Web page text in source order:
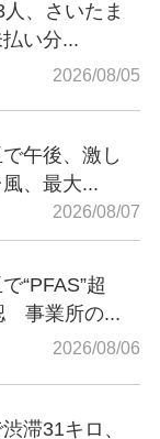
、さいたま
い分...
2026/08/05
午後、激し
、最大...
2026/08/07
“PFAS”超
事業所の...
2026/08/06
滞31キロ、